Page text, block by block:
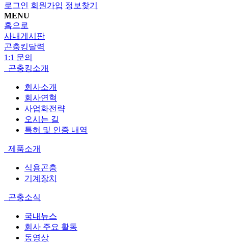
로그인 회원가입 정보찾기
MENU
홈으로
사내게시판
곤충킹달력
1:1 문의
곤충킹소개
회사소개
회사연혁
사업화전략
오시는 길
특허 및 인증 내역
제품소개
식용곤충
기계장치
곤충소식
국내뉴스
회사 주요 활동
동영상